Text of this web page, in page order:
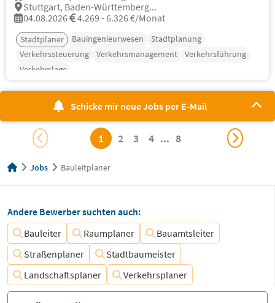
Stuttgart, Baden-Württemberg...
04.08.2026
4.269 - 6.326 €/Monat
Stadtplaner Bauingenieurwesen
Stadtplanung
Verkehrssteuerung
Verkehrsmanagement
Verkehrsführung
Verkehrslage
Schicke mir neue Jobs per E-Mail
1 2 3 4 ... 8
Jobs Bauleitplaner
Andere Bewerber suchten auch:
Bauleiter
Raumplaner
Bauamtsleiter
Straßenplaner
Stadtbaumeister
Landschaftsplaner
Verkehrsplaner